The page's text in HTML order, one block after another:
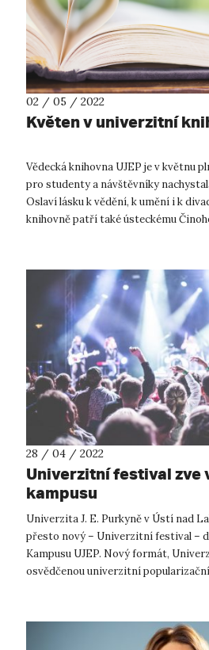
02 / 05 / 2022
Květen v univerzitní
Vědecká knihovna UJEP je v květnu
pro studenty a návštěvníky
Oslaví lásku k vědění, k umění i k
knihovně patří také ústeckému
28 / 04 / 2022
Univerzitní festival zve
kampusu
Univerzita J. E. Purkyně v Ústí nad
přesto nový – Univerzitní festival –
Kampusu UJEP. Nový formát,
osvědčenou univerzitní